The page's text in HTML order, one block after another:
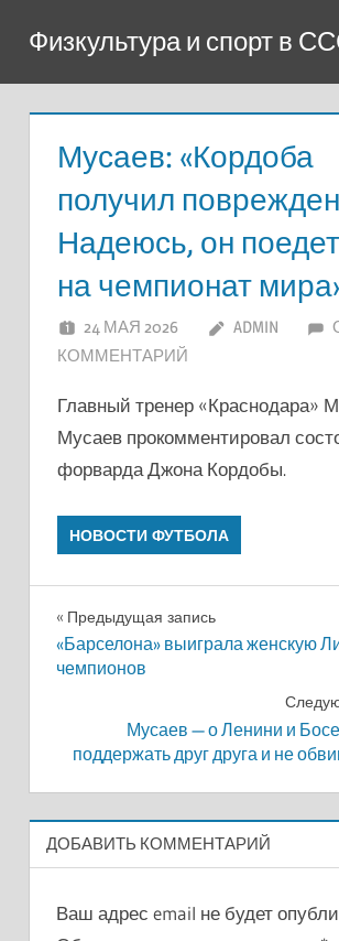
содержимому
Физкультура и спорт в
Мусаев: «Кордоба
получил
Надеюсь, он поедет
на чемпионат
24 МАЯ 2026 ADMIN
КОММЕНТАРИЙ
Главный тренер «Краснодара»
Мусаев прокомментировал
форварда Джона Кордобы.
НОВОСТИ ФУТБОЛА
Навигация
по
Предыдущая запись
«Барселона» выиграла женскую
чемпионов
Мусаев — о Ленини и
поддержать друг друга и не
ДОБАВИТЬ КОММЕНТАРИЙ
Ваш адрес email не будет